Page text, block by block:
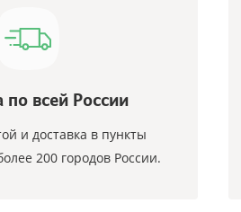
по всей России
и доставка в пункты
200 городов России.